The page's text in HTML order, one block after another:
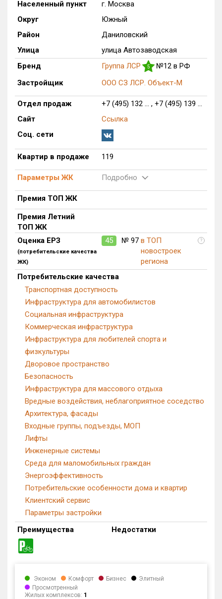
Оценка ЕРЗ ЖК
от
с продажами
Рейтинг ЕРЗ
Найдено:
Жилых комплексов
1 из 1 402
Многоквартирных домов
Блокированных домов
Домов с апартаментами
0 из 258
Поселков таунхаусов
Многоквартирных домов
Блокированных домов
0 из 175
Квартир, апартаментов,
блоков в БД
Населенный пункт
г. Москва
Округ
Южный
Район
Даниловский
Улица
улица Автозаводская
Бренд
Группа ЛСР 5
№12 в РФ
Застройщик
ООО СЗ ЛСР. Объект-М
Отдел продаж
+7 (495) 132 ... , +7 (495) 139 ...
Сайт
Ссылка
Соц. сети
Квартир в продаже 119
Параметры ЖК Подробно
Премия ТОП ЖК
Премия Летний
ТОП ЖК
Оценка ЕРЗ
(потребительские качества
ЖК)
45 № 97 в ТОП
новостроек
региона
?
Потребительские качества
Транспортная доступность
Инфраструктура для автомобилистов
Социальная инфраструктура
Коммерческая инфраструктура
Инфраструктура для любителей спорта и
физкультуры
Дворовое пространство
Безопасность
Инфраструктура для массового отдыха
Вредные воздействия, неблагоприятное соседство
Архитектура, фасады
Входные группы, подъезды, МОП
Лифты
Инженерные системы
Среда для маломобильных граждан
Энергоэффективность
Потребительские особенности дома и квартир
Клиентский сервис
Параметры застройки
Преимущества
Недостатки
Эконом Комфорт Бизнес
Элитный
Просмотренный
Жилых комплексов: 1